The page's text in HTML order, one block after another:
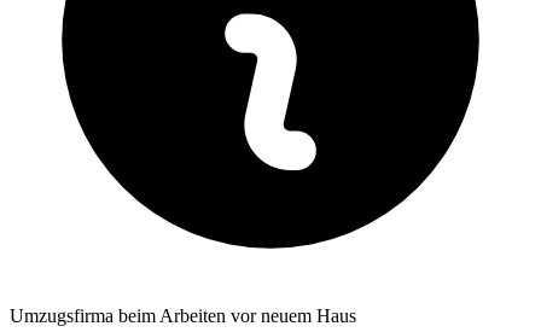
Umzugsfirma beim Arbeiten vor neuem Haus